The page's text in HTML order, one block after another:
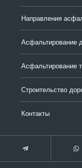
Направления
Асфальтирование
Асфальтирование
Строительство
Контакты